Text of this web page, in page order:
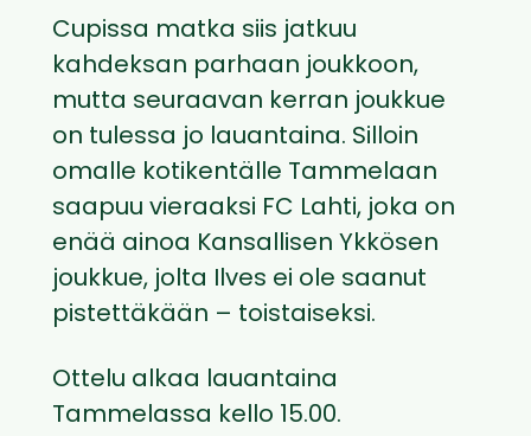
Cupissa matka siis jatkuu
kahdeksan parhaan joukkoon,
mutta seuraavan kerran joukkue
on tulessa jo lauantaina. Silloin
omalle kotikentälle Tammelaan
saapuu vieraaksi FC Lahti, joka on
enää ainoa Kansallisen Ykkösen
joukkue, jolta Ilves ei ole saanut
pistettäkään – toistaiseksi.
Ottelu alkaa lauantaina
Tammelassa kello 15.00.